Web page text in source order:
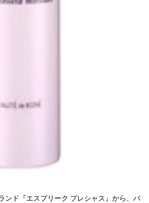
ンド『エスプリーク プレシャス』から、バ